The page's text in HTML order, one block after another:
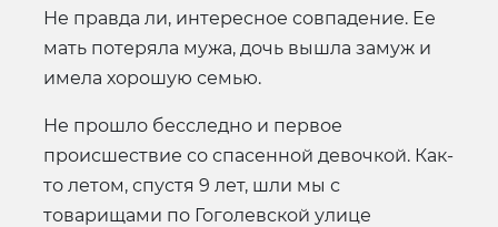
Не правда ли, интересное совпадение. Ее
мать потеряла мужа, дочь вышла замуж и
имела хорошую семью.
Не прошло бесследно и первое
происшествие со спасенной девочкой. Как-
то летом, спустя 9 лет, шли мы с
товарищами по Гоголевской улице